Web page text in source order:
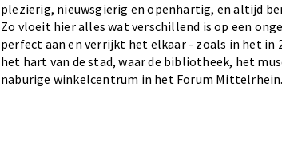
plezierig, nieuwsgierig en openhartig, en altijd
Zo vloeit hier alles wat verschillend is op een
perfect aan en verrijkt het elkaar - zoals in het in
het hart van de stad, waar de bibliotheek, het
naburige winkelcentrum in het Forum Mittelrhein.